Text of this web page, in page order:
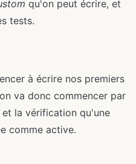
qu'on peut écrire, et
tests.
à écrire nos premiers
va donc commencer par
la vérification qu'une
comme active.